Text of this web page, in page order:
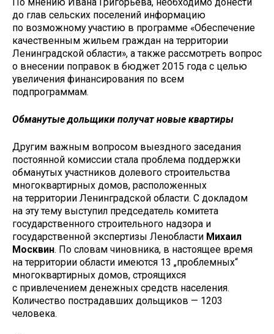
до глав сельских поселений информацию
по возможному участию в программе «Обеспечение
качественным жильем граждан на территории
Ленинградской области», а также рассмотреть вопрос
о внесении поправок в бюджет 2015 года с целью
увеличения финансирования по всем
подпрограммам.
Обманутые дольщики получат новые квартиры
Другим важным вопросом выездного заседания
постоянной комиссии стала проблема поддержки
обманутых участников долевого строительства
многоквартирных домов, расположенных
на территории Ленинградской области. С докладом
на эту тему выступил председатель комитета
государственного строительного надзора и
государственной экспертизы Ленобласти Михаил
Москвин. По словам чиновника, в настоящее время
на территории области имеются 13 „проблемных“
многоквартирных домов, строящихся
с привлечением денежных средств населения.
Количество пострадавших дольщиков — 1203
человека.